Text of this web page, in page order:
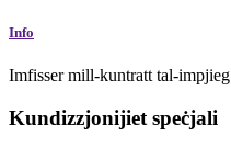
Info
Imfisser mill-kuntratt tal-impjieg
Kundizzjonijiet speċjali